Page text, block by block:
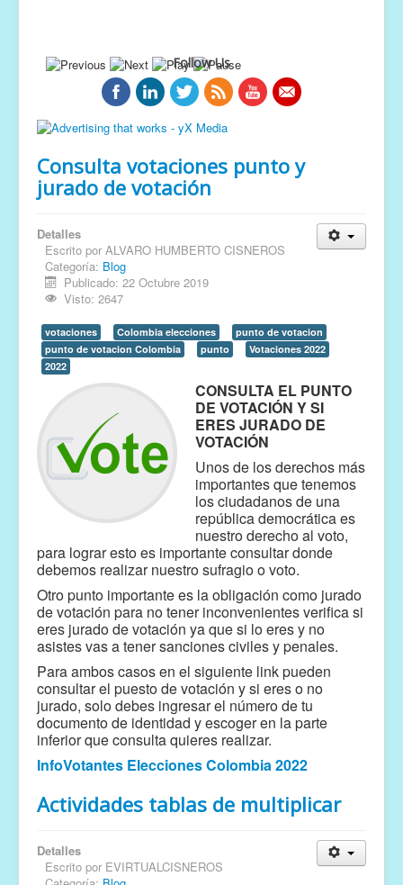
Follow Us
Consulta votaciones punto y
jurado de votación
Detalles
Escrito por ALVARO HUMBERTO CISNEROS
Categoría: Blog
Publicado: 22 Octubre 2019
Visto: 2647
votaciones Colombia elecciones
punto de votacion
punto de votacion Colombia
punto
Votaciones 2022
2022
CONSULTA EL PUNTO
DE VOTACIÓN Y SI
ERES JURADO DE
VOTACIÓN
Unos de los derechos más
importantes que tenemos
los ciudadanos de una
república democrática es
nuestro derecho al voto,
para lograr esto es importante consultar donde
debemos realizar nuestro sufragio o voto.
Otro punto importante es la obligación como jurado
de votación para no tener inconvenientes verifica si
eres jurado de votación ya que si lo eres y no
asistes vas a tener sanciones civiles y penales.
Para ambos casos en el siguiente link pueden
consultar el puesto de votación y si eres o no
jurado, solo debes ingresar el número de tu
documento de identidad y escoger en la parte
inferior que consulta quieres realizar.
InfoVotantes Elecciones Colombia 2022
Actividades tablas de multiplicar
Detalles
Escrito por EVIRTUALCISNEROS